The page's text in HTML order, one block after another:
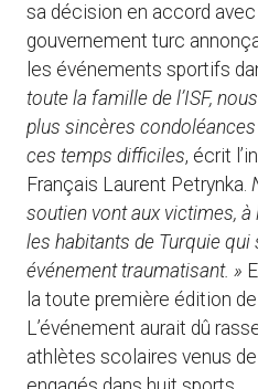
sa décision en accord
gouvernement turc
les événements sportifs
toute la famille de l’ISF,
plus sincères
ces temps difficiles, écrit
Français Laurent Petrynka.
soutien vont aux victimes,
les habitants de Turquie
événement traumatisant. »
la toute première édition de
L’événement aurait dû
athlètes scolaires venus